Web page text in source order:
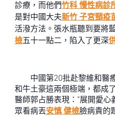
診療，而他們竹科 慢性病診
是對中國大夫新竹 子宮頸疫
活潑方法。張水瓶聽到要將
檢五十一點二，陷入了更深
中國第20批赴黎維和醫
和牛土豪這兩個極端，都成
醫師郭占勝表現：“展開愛
眾看病丟安慎 健檢臉病貴的